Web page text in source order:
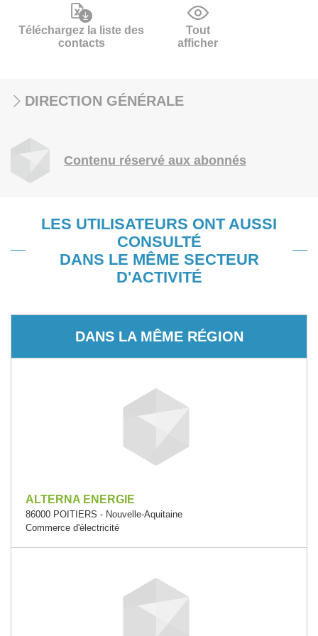
Téléchargez la liste des
contacts
Tout
afficher
DIRECTION GÉNÉRALE
Contenu réservé aux abonnés
LES UTILISATEURS ONT AUSSI
CONSULTÉ
DANS LE MÊME SECTEUR
D'ACTIVITÉ
DANS LA MÊME RÉGION
ALTERNA ENERGIE
86000 POITIERS - Nouvelle-Aquitaine
Commerce d'électricité